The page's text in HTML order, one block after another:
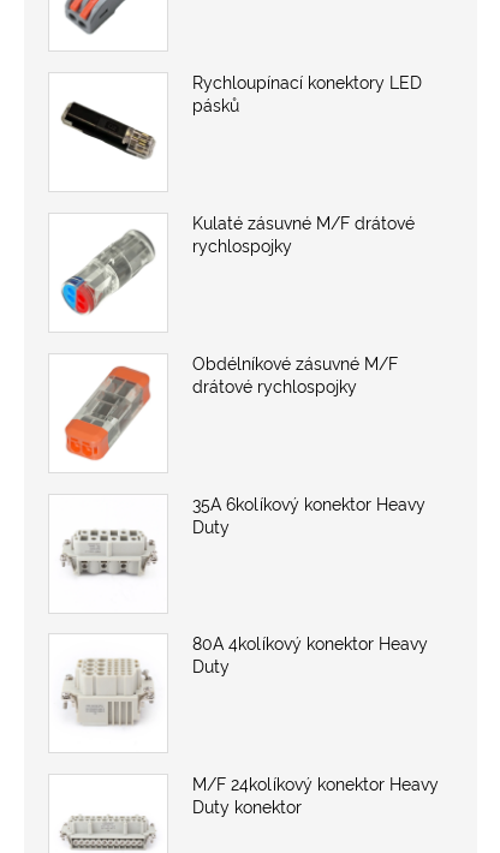
Rychloupínací konektory LED
pásků
Kulaté zásuvné M/F drátové
rychlospojky
Obdélníkové zásuvné M/F
drátové rychlospojky
35A 6kolíkový konektor Heavy
Duty
80A 4kolíkový konektor Heavy
Duty
M/F 24kolíkový konektor Heavy
Duty konektor